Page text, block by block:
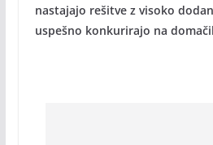
nastajajo rešitve z visoko
uspešno konkurirajo na